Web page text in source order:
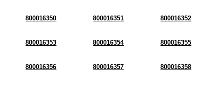
800016350 800016351 800016352
800016353 800016354 800016355
800016356 800016357 800016358